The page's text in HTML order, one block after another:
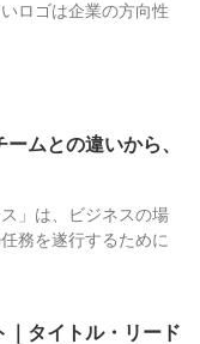
ロゴは企業の方向性
ムとの違いから、
」は、ビジネスの場
務を遂行するために
｜タイトル・リード